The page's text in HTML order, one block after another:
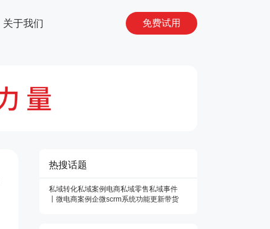
关于我们 免费试用
热搜话题
私域转化私域案例 电商私域零售私域事件
丨微电商案例企微scrm系统功能更新带货